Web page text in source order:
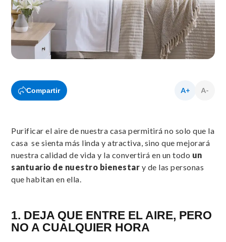
Compartir
Purificar el aire de nuestra casa permitirá no solo que la
casa se sienta más linda y atractiva, sino que mejorará
nuestra calidad de vida y la convertirá en un todo un
santuario de nuestro bienestar y de las personas
que habitan en ella.
1. DEJA QUE ENTRE EL AIRE, PERO
NO A CUALQUIER HORA